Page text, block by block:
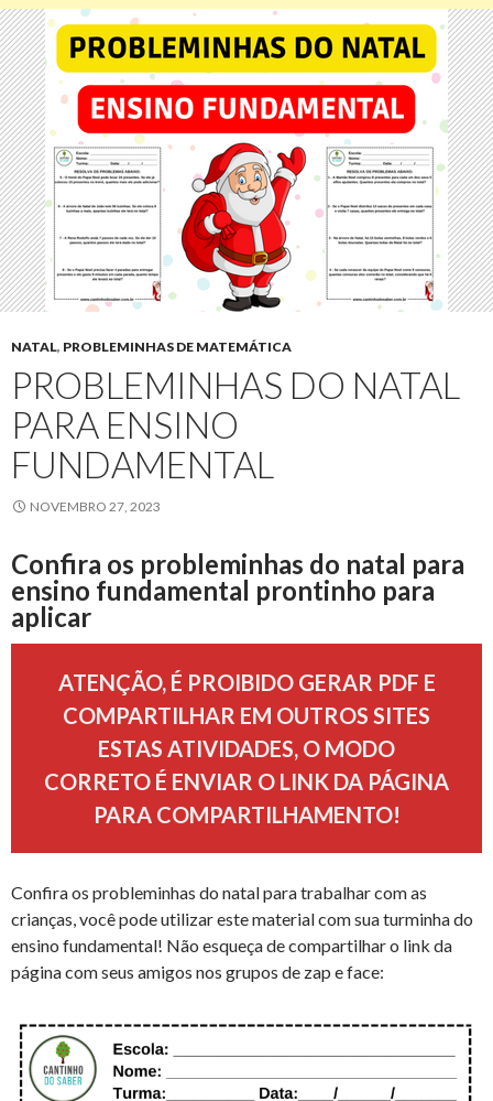
NATAL, PROBLEMINHAS DE MATEMÁTICA
PROBLEMINHAS DO NATAL
PARA ENSINO
FUNDAMENTAL
NOVEMBRO 27, 2023
Confira os probleminhas do natal para
ensino fundamental prontinho para
aplicar
ATENÇÃO, É PROIBIDO GERAR PDF E
COMPARTILHAR EM OUTROS SITES
ESTAS ATIVIDADES, O MODO
CORRETO É ENVIAR O LINK DA PÁGINA
PARA COMPARTILHAMENTO!
Confira os probleminhas do natal para trabalhar com as
crianças, você pode utilizar este material com sua turminha do
ensino fundamental! Não esqueça de compartilhar o link da
página com seus amigos nos grupos de zap e face: